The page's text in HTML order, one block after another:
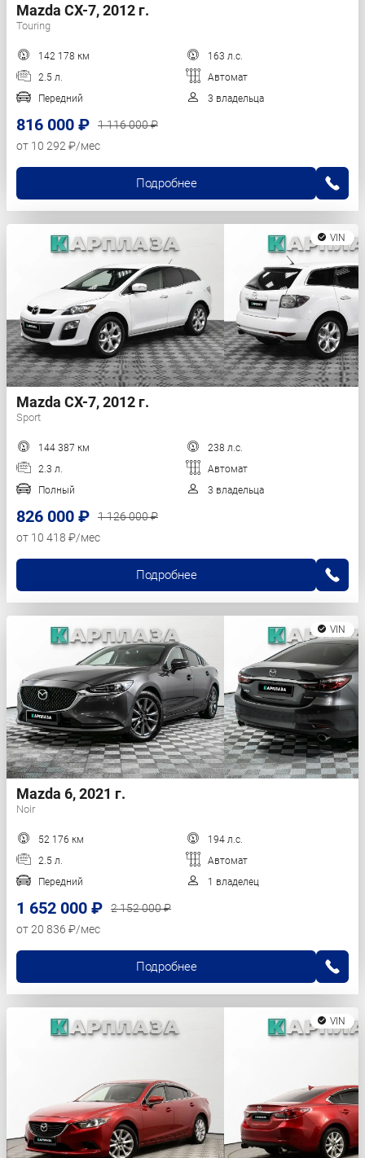
Mazda CX-7, 2012 г.
Touring
142 178 км
163 л.с.
2.5 л.
Автомат
Передний
3 владельца
816 000 ₽
1 116 000 ₽
от 10 292 ₽/мес
Подробнее
VIN
Mazda CX-7, 2012 г.
Sport
144 387 км
238 л.с.
2.3 л.
Автомат
Полный
3 владельца
826 000 ₽
1 126 000 ₽
от 10 418 ₽/мес
Подробнее
VIN
Mazda 6, 2021 г.
Noir
52 176 км
194 л.с.
2.5 л.
Автомат
Передний
1 владелец
1 652 000 ₽
2 152 000 ₽
от 20 836 ₽/мес
Подробнее
VIN